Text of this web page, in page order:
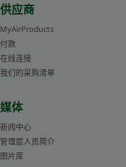
供应商
MyAirProducts
付款
在线连接
我们的采购清单
媒体
新闻中心
管理层人员简介
图片库